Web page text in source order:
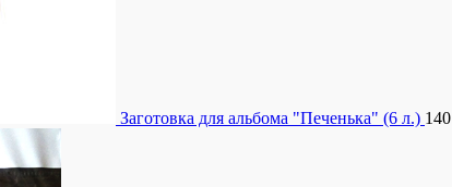
Заготовка для альбома "Печенька" (6 л.) 140